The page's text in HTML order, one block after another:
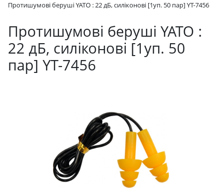
Протишумові беруші YATO : 22 дБ, силіконові [1уп. 50 пар] YT-7456
Протишумові беруші YATO :
22 дБ, силіконові [1уп. 50
пар] YT-7456